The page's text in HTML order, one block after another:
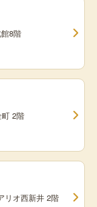
8階
2階
リオ西新井 2階